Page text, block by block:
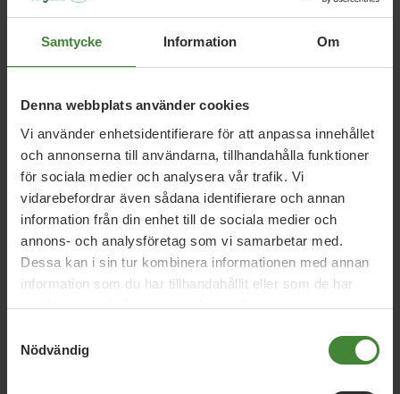
Samtycke Information Om
Denna webbplats använder cookies
Vi använder enhetsidentifierare för att anpassa innehållet
och annonserna till användarna, tillhandahålla funktioner
för sociala medier och analysera vår trafik. Vi
vidarebefordrar även sådana identifierare och annan
information från din enhet till de sociala medier och
annons- och analysföretag som vi samarbetar med.
Dessa kan i sin tur kombinera informationen med annan
information som du har tillhandahållit eller som de har
samlat in när du har använt deras tjänster.
Nödvändig
Relaterade nyheter
Uppsala län, 13 juli 2026
Debatt: Sjukhusmaten kan stärka både
beredskap och lantbruk
Uppsala län, 18 juni 2026
Debatt: Tillfälliga rabatter räcker inte –